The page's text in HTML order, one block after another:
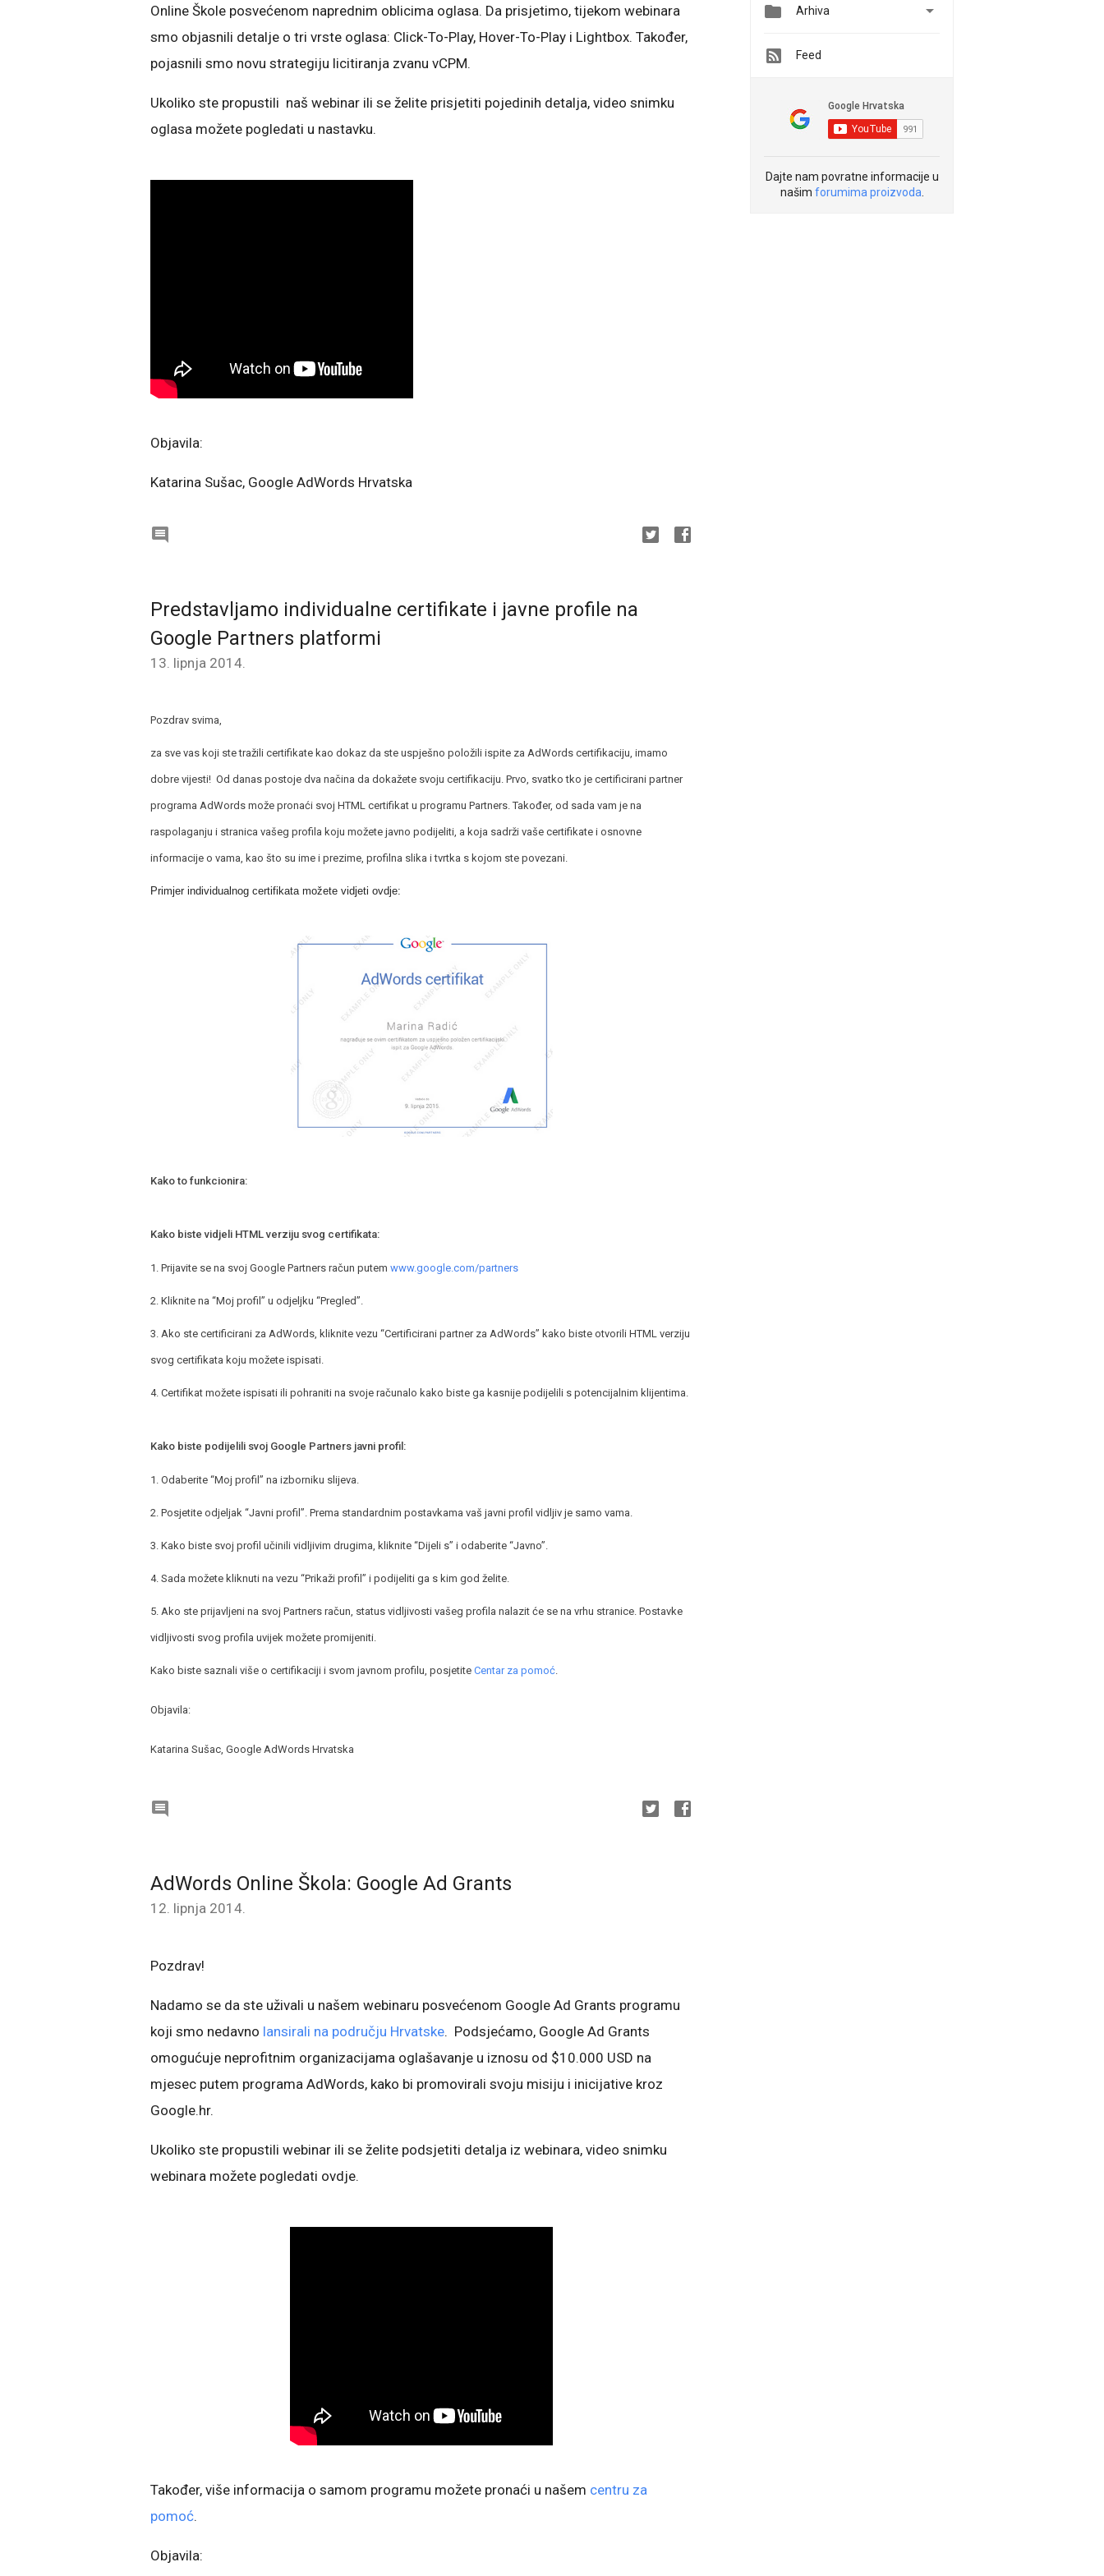
Online Škole posvećenom naprednim oblicima oglasa. Da prisjetimo, tijekom webinara
smo objasnili detalje o tri vrste oglasa: Click-To-Play, Hover-To-Play i Lightbox. Također,
pojasnili smo novu strategiju licitiranja zvanu vCPM.
Ukoliko ste propustili naš webinar ili se želite prisjetiti pojedinih detalja, video snimku
oglasa možete pogledati u nastavku.
Objavila:
Katarina Sušac, Google AdWords Hrvatska

Predstavljamo individualne certifikate i javne profile na
Google Partners platformi
13. lipnja 2014.
Pozdrav svima,
za sve vas koji ste tražili certifikate kao dokaz da ste uspješno položili ispite za AdWords certifikaciju, imamo
dobre vijesti! Od danas postoje dva načina da dokažete svoju certifikaciju. Prvo, svatko tko je certificirani partner
programa AdWords može pronaći svoj HTML certifikat u programu Partners. Također, od sada vam je na
raspolaganju i stranica vašeg profila koju možete javno podijeliti, a koja sadrži vaše certifikate i osnovne
informacije o vama, kao što su ime i prezime, profilna slika i tvrtka s kojom ste povezani.
Primjer individualnog certifikata možete vidjeti ovdje:
Kako to funkcionira:
Kako biste vidjeli HTML verziju svog certifikata:
1. Prijavite se na svoj Google Partners račun putem www.google.com/partners
2. Kliknite na “Moj profil” u odjeljku “Pregled”.
3. Ako ste certificirani za AdWords, kliknite vezu “Certificirani partner za AdWords” kako biste otvorili HTML verziju
svog certifikata koju možete ispisati.
4. Certifikat možete ispisati ili pohraniti na svoje računalo kako biste ga kasnije podijelili s potencijalnim klijentima.
Kako biste podijelili svoj Google Partners javni profil:
1. Odaberite “Moj profil” na izborniku slijeva.
2. Posjetite odjeljak “Javni profil”. Prema standardnim postavkama vaš javni profil vidljiv je samo vama.
3. Kako biste svoj profil učinili vidljivim drugima, kliknite “Dijeli s” i odaberite “Javno”.
4. Sada možete kliknuti na vezu “Prikaži profil” i podijeliti ga s kim god želite.
5. Ako ste prijavljeni na svoj Partners račun, status vidljivosti vašeg profila nalazit će se na vrhu stranice. Postavke
vidljivosti svog profila uvijek možete promijeniti.
Kako biste saznali više o certifikaciji i svom javnom profilu, posjetite Centar za pomoć.
Objavila:
Katarina Sušac, Google AdWords Hrvatska

AdWords Online Škola: Google Ad Grants
12. lipnja 2014.
Pozdrav!
Nadamo se da ste uživali u našem webinaru posvećenom Google Ad Grants programu
koji smo nedavno lansirali na području Hrvatske. Podsjećamo, Google Ad Grants
omogućuje neprofitnim organizacijama oglašavanje u iznosu od $10.000 USD na
mjesec putem programa AdWords, kako bi promovirali svoju misiju i inicijative kroz
Google.hr.
Ukoliko ste propustili webinar ili se želite podsjetiti detalja iz webinara, video snimku
webinara možete pogledati ovdje.
Također, više informacija o samom programu možete pronaći u našem centru za
pomoć.
Objavila:
 Arhiva 
Feed
Dajte nam povratne informacije u
našim forumima proizvoda